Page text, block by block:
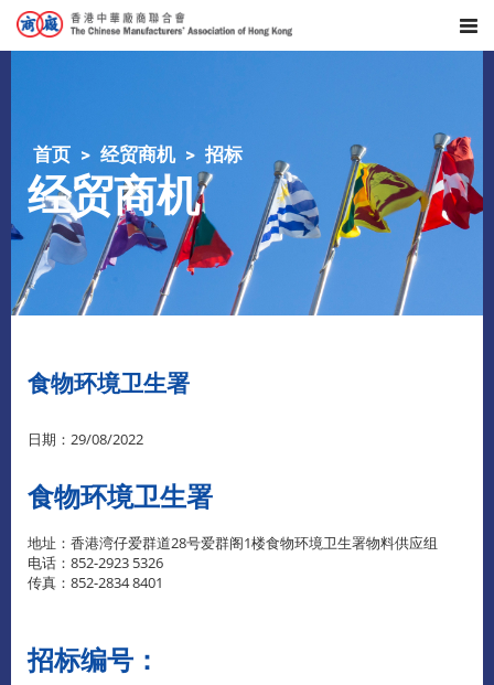
首页 经贸商机 招标
经贸商机
食物环境卫生署
日期：29/08/2022
食物环境卫生署
地址：香港湾仔爱群道28号爱群阁1楼食物环境卫生署物料供应组
电话：852-2923 5326
传真：852-2834 8401
招标编号：